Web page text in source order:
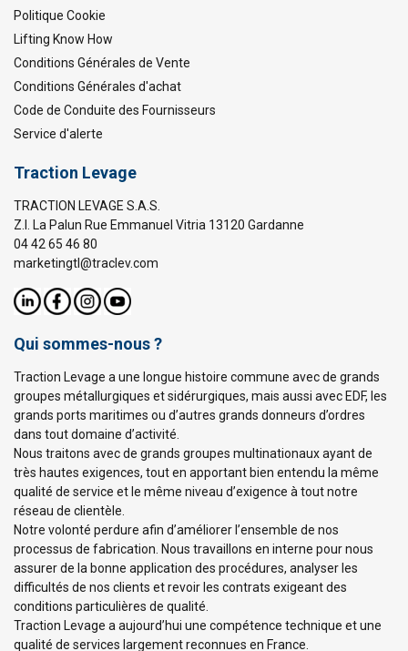
Politique Cookie
Lifting Know How
Conditions Générales de Vente
Conditions Générales d'achat
Code de Conduite des Fournisseurs
Service d'alerte
Traction Levage
TRACTION LEVAGE S.A.S.
Z.I. La Palun Rue Emmanuel Vitria 13120 Gardanne
04 42 65 46 80
marketingtl@traclev.com
Qui sommes-nous ?
Traction Levage a une longue histoire commune avec de grands
groupes métallurgiques et sidérurgiques, mais aussi avec EDF, les
grands ports maritimes ou d’autres grands donneurs d’ordres
dans tout domaine d’activité.
Nous traitons avec de grands groupes multinationaux ayant de
très hautes exigences, tout en apportant bien entendu la même
qualité de service et le même niveau d’exigence à tout notre
réseau de clientèle.
Notre volonté perdure afin d’améliorer l’ensemble de nos
processus de fabrication. Nous travaillons en interne pour nous
assurer de la bonne application des procédures, analyser les
difficultés de nos clients et revoir les contrats exigeant des
conditions particulières de qualité.
Traction Levage a aujourd’hui une compétence technique et une
qualité de services largement reconnues en France.